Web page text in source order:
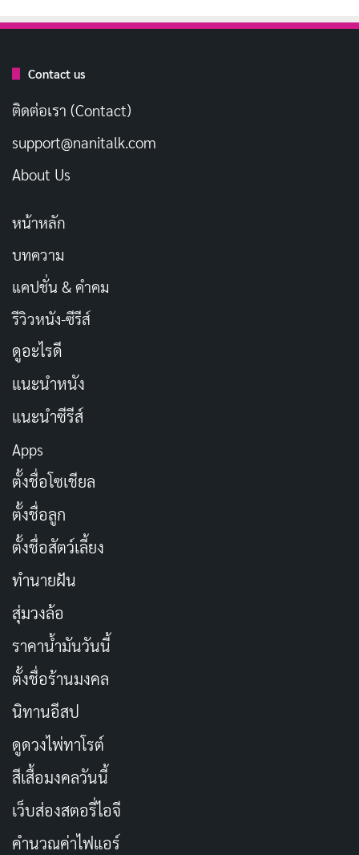
Contact us
ติดต่อเรา (Contact)
support@nanitalk.com
About Us
หน้าหลัก
บทความ
แคปชั่น & คำคม
รีวิวหนัง-ซีรีส์
ดูอะไรดี
แนะนำหนัง
แนะนำซีรีส์
Apps
ตั้งชื่อโซเชียล
ตั้งชื่อลูก
ตั้งชื่อสัตว์เลี้ยง
ทำนายฝัน
สุ่มวงล้อ
ราคาน้ำมันวันนี้
ตั้งชื่อร้านมงคล
นิทานอีสป
ดูดวงไพ่ทาโรต์
สีเสื้อมงคลวันนี้
เว็บส่องสตอรี่ไอจี
คำนวณค่าไฟแอร์